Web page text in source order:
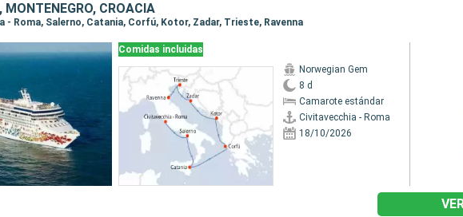
MONTENEGRO, CROACIA
- Roma, Salerno, Catania, Corfú, Kotor, Zadar, Trieste, Ravenna
Comidas incluidas
Norwegian Gem
8 d
Camarote estándar
Civitavecchia - Roma
18/10/2026